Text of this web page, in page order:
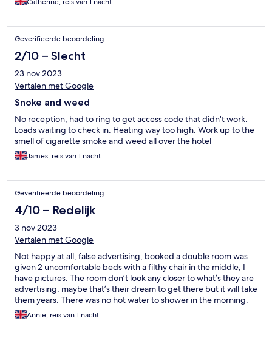
Catherine, reis van 1 nacht
Geverifieerde beoordeling
2/10 – Slecht
23 nov 2023
Vertalen met Google
Snoke and weed
No reception, had to ring to get access code that didn't work.
Loads waiting to check in. Heating way too high. Work up to the
smell of cigarette smoke and weed all over the hotel
James, reis van 1 nacht
Geverifieerde beoordeling
4/10 – Redelijk
3 nov 2023
Vertalen met Google
Not happy at all, false advertising, booked a double room was
given 2 uncomfortable beds with a filthy chair in the middle, I
have pictures. The room don’t look any closer to what’s they are
advertising, maybe that’s their dream to get there but it will take
them years. There was no hot water to shower in the morning.
The hallway is filthy. Happy to share pictures if needed. The only
good point was secure car park and the bedding appeared
Annie, reis van 1 nacht